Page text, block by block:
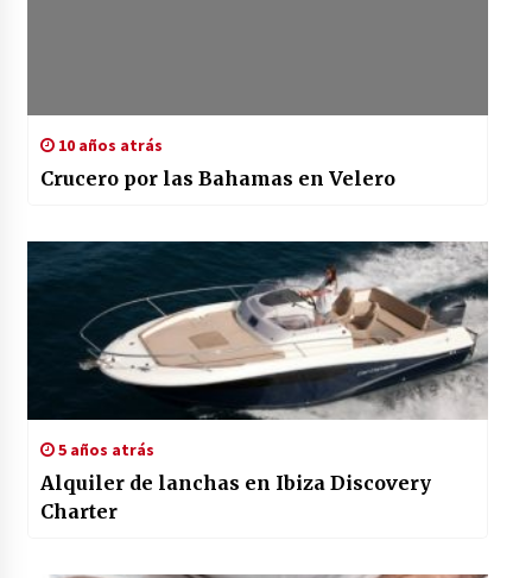
10 años atrás
Crucero por las Bahamas en Velero
5 años atrás
Alquiler de lanchas en Ibiza Discovery
Charter